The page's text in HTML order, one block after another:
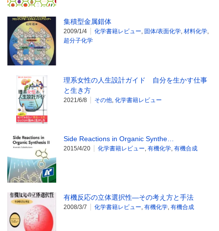
集積型金属錯体
2009/1/4 化学書籍レビュー, 固体/表面化学, 材料化学,
超分子化学
理系女性の人生設計ガイド 自分を生かす仕事
と生き方
2021/6/8 その他, 化学書籍レビュー
Side Reactions in Organic Synthe…
2015/4/20 化学書籍レビュー, 有機化学, 有機合成
有機反応の立体選択性―その考え方と手法
2008/3/7 化学書籍レビュー, 有機化学, 有機合成